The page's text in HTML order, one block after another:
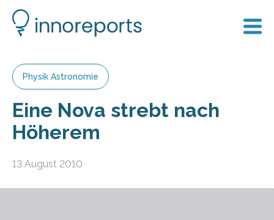
Physik Astronomie
Eine Nova strebt nach
Höherem
13 August 2010